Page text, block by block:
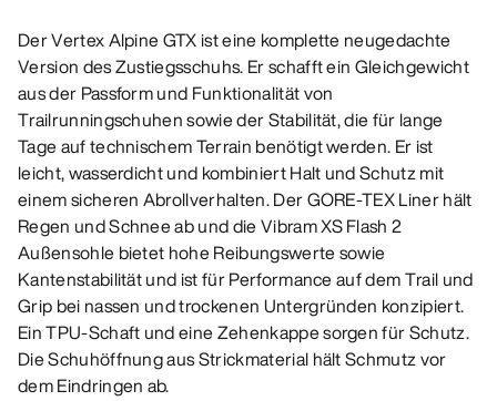
Der Vertex Alpine GTX ist eine komplette neugedachte
Version des Zustiegsschuhs. Er schafft ein Gleichgewicht
aus der Passform und Funktionalität von
Trailrunningschuhen sowie der Stabilität, die für lange
Tage auf technischem Terrain benötigt werden. Er ist
leicht, wasserdicht und kombiniert Halt und Schutz mit
einem sicheren Abrollverhalten. Der GORE-TEX Liner hält
Regen und Schnee ab und die Vibram XS Flash 2
Außensohle bietet hohe Reibungswerte sowie
Kantenstabilität und ist für Performance auf dem Trail und
Grip bei nassen und trockenen Untergründen konzipiert.
Ein TPU-Schaft und eine Zehenkappe sorgen für Schutz.
Die Schuhöffnung aus Strickmaterial hält Schmutz vor
dem Eindringen ab.